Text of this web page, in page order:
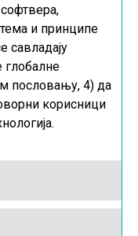
и принципе
савладају
глобалне
пословању, 4) да
корисници